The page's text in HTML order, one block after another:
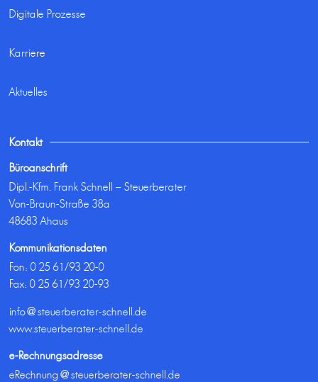
Digitale Prozesse
Karriere
Aktuelles
Kontakt
Büroanschrift
Dipl.-Kfm. Frank Schnell – Steuerberater
Von-Braun-Straße 38a
48683 Ahaus
Kommunikationsdaten
Fon:0 25 61/93 20-0
Fax: 0 25 61/93 20-93
info@steuerberater-schnell.de
www.steuerberater-schnell.de
e-Rechnungsadresse
eRechnung@steuerberater-schnell.de